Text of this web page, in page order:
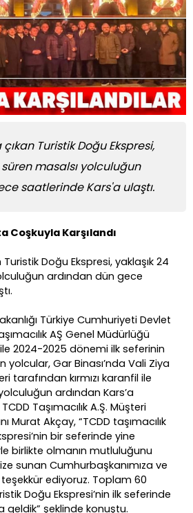
Turistik Doğu Ekspresi,
masalsı yolculuğun
saatlerinde Kars'a ulaştı.
Coşkuyla Karşılandı
Doğu Ekspresi, yaklaşık 24
ardından dün gece
Türkiye Cumhuriyeti Devlet
AŞ Genel Müdürlüğü
2024-2025 dönemi ilk seferinin
yolcular, Gar Binası’nda Vali Ziya
tarafından kırmızı karanfil ile
ardından Kars’a
Taşımacılık A.Ş. Müşteri
Murat Akçay, “TCDD taşımacılık
bir seferinde yine
birlikte olmanın mutluluğunu
sunan Cumhurbaşkanımıza ve
teşekkür ediyoruz. Toplam 60
Doğu Ekspresi’nin ilk seferinde
geldik” şeklinde konuştu.